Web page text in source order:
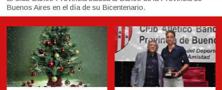
Buenos Aires en el día de su Bicentenario.